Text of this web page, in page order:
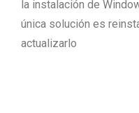
la instalación de
única solución es
actualizarlo